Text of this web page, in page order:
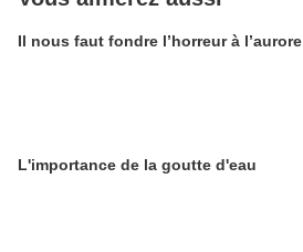
Il nous faut fondre l’horreur à l’aurore
L'importance de la goutte d'eau